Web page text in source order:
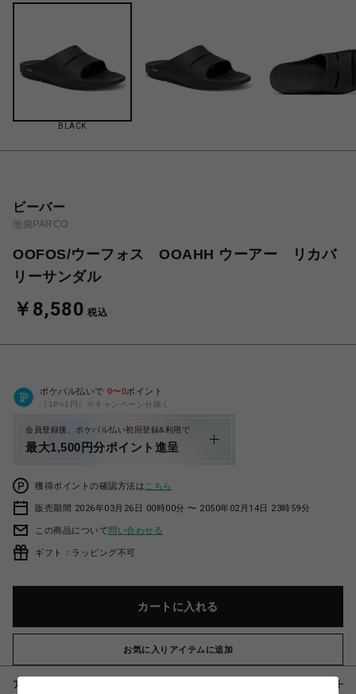
BLACK
ビーバー
池袋PARCO
OOFOS/ウーフォス OOAHH ウーアー リカバ
リーサンダル
￥8,580 税込
ポケパル払いで 0〜0ポイント
（1P=1円）※キャンペーン分除く
会員登録後、ポケパル払い初回登録&利用で
最大1,500円分ポイント進呈
獲得ポイントの確認方法は こちら
販売期間 2026年03月26日 00時00分 〜 2050年02月14日 23時59分
この商品について問い合わせる
ギフト：ラッピング不可
カートに入れる
お気に入りアイテムに追加
アイテム説明 / 素材